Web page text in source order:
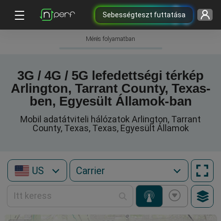
Sebességteszt futtatása
Mérés folyamatban
3G / 4G / 5G lefedettségi térkép
Arlington, Tarrant County, Texas-
ben, Egyesült Államok-ban
Mobil adatátviteli hálózatok Arlington, Tarrant
County, Texas, Texas, Egyesült Államok
US